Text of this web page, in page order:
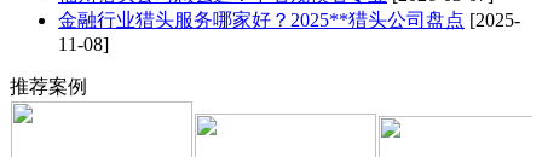
金融行业猎头服务哪家好？2025**猎头公司盘点 [2025-
11-08]
推荐案例